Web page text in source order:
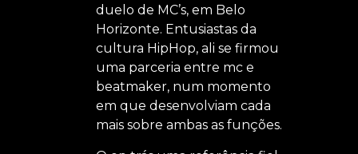
duelo de MC’s, em Belo
Horizonte. Entusiastas da
cultura HipHop, ali se firmou
uma parceria entre mc e
beatmaker, num momento
em que desenvolviam cada
mais sobre ambas as funções.